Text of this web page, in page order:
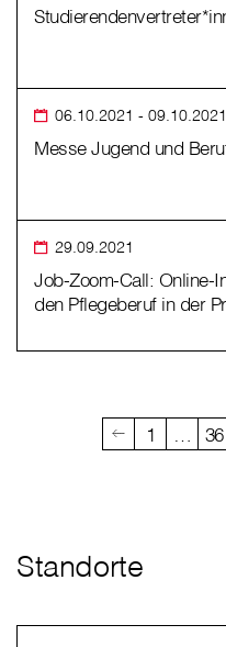
06.10.2021 - 09.10.2021
Messe Jugend und
29.09.2021
Job-Zoom-Call: Online-
den Pflegeberuf in der
1 36
Standorte